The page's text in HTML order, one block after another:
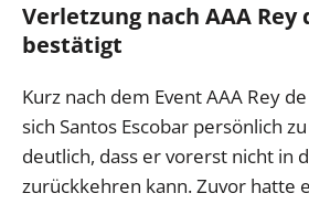
Verletzung nach AAA Rey
bestätigt
Kurz nach dem Event AAA Rey
sich Santos Escobar persönlich
deutlich, dass er vorerst nicht in
zurückkehren kann. Zuvor hatte